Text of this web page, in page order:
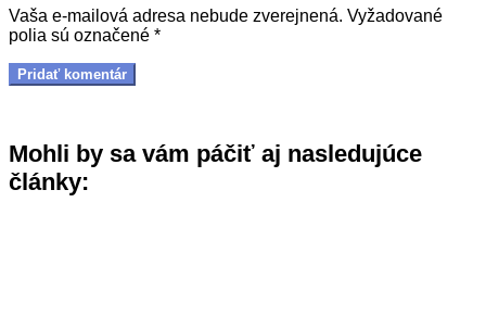
Vaša e-mailová adresa nebude zverejnená. Vyžadované
polia sú označené *
Mohli by sa vám páčiť aj nasledujúce
články: